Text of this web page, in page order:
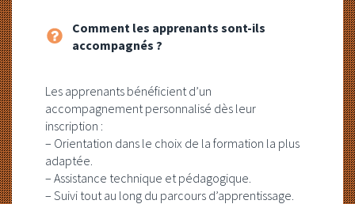
Comment les apprenants sont-ils
accompagnés ?
Les apprenants bénéficient d’un
accompagnement personnalisé dès leur
inscription :
– Orientation dans le choix de la formation la plus
adaptée.
– Assistance technique et pédagogique.
– Suivi tout au long du parcours d’apprentissage.